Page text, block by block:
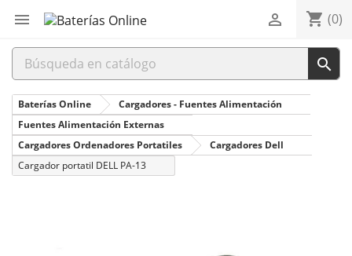
 shopping_cart (0)


Baterías Online
Cargadores - Fuentes Alimentación
Fuentes Alimentación Externas
Cargadores Ordenadores Portatiles
Cargadores Dell
Cargador portatil DELL PA-13